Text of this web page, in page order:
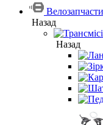
Назад
Назад